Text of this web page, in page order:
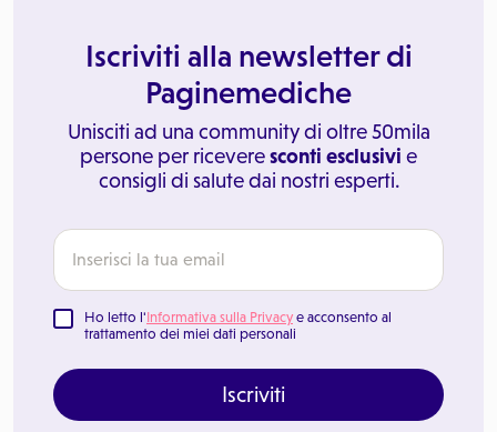
Iscriviti alla newsletter di
Paginemediche
Unisciti ad una community di oltre 50mila
persone per riceveresconti esclusivi e
consigli di salute dai nostri esperti.
Ho letto l'Informativa sulla Privacy e acconsento al
trattamento dei miei dati personali
Iscriviti